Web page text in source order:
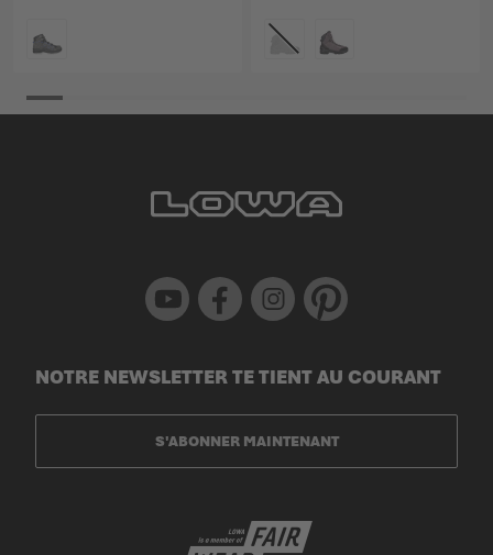
Youtube Facebook Instagram Pinterest
NOTRE NEWSLETTER TE TIENT AU COURANT
S'ABONNER MAINTENANT